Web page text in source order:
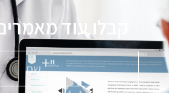
קבלו עוד